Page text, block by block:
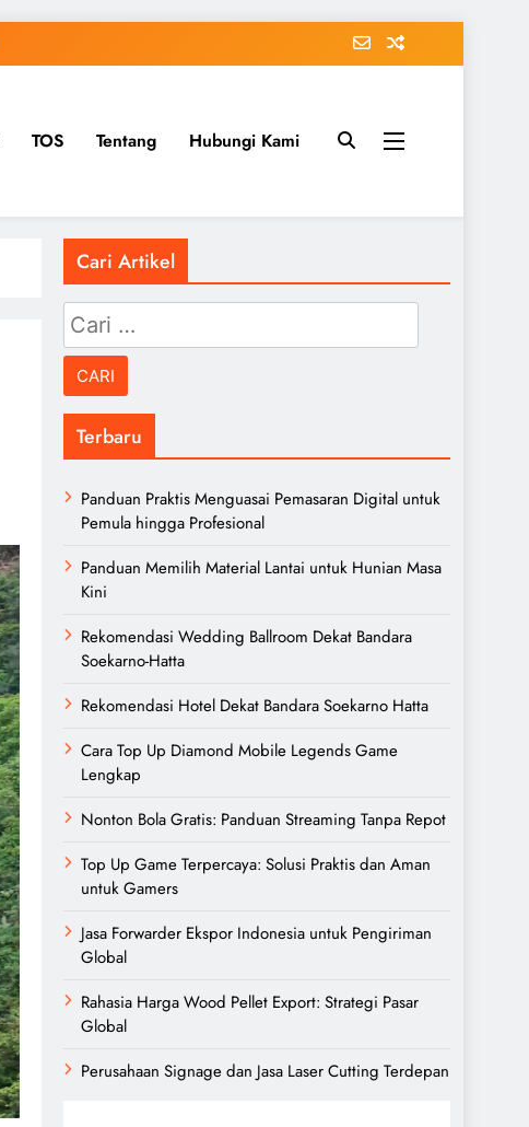
TOS Tentang Hubungi Kami
Cari Artikel
Cari
untuk:
Terbaru
Panduan Praktis Menguasai Pemasaran Digital untuk
Pemula hingga Profesional
Panduan Memilih Material Lantai untuk Hunian Masa
Kini
Rekomendasi Wedding Ballroom Dekat Bandara
Soekarno-Hatta
Rekomendasi Hotel Dekat Bandara Soekarno Hatta
Cara Top Up Diamond Mobile Legends Game
Lengkap
Nonton Bola Gratis: Panduan Streaming Tanpa Repot
Top Up Game Terpercaya: Solusi Praktis dan Aman
untuk Gamers
Jasa Forwarder Ekspor Indonesia untuk Pengiriman
Global
Rahasia Harga Wood Pellet Export: Strategi Pasar
Global
Perusahaan Signage dan Jasa Laser Cutting Terdepan